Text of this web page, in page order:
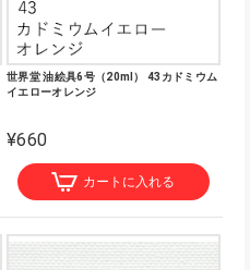
世界堂 油絵具6号（20ml） 43カドミウム
イエローオレンジ
¥660
カートに入れる